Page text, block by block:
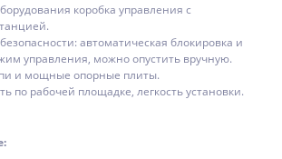
коробка управления с
автоматическая блокировка и
управления, можно опустить вручную.
и мощные опорные плиты.
по рабочей площадке, легкость установки.